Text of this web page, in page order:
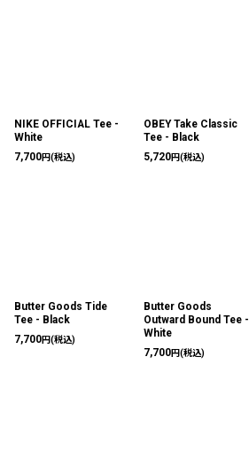
NIKE OFFICIAL Tee -
White
7,700円(税込)
OBEY Take Classic
Tee - Black
5,720円(税込)
Butter Goods Tide
Tee - Black
7,700円(税込)
Butter Goods
Outward Bound Tee -
White
7,700円(税込)